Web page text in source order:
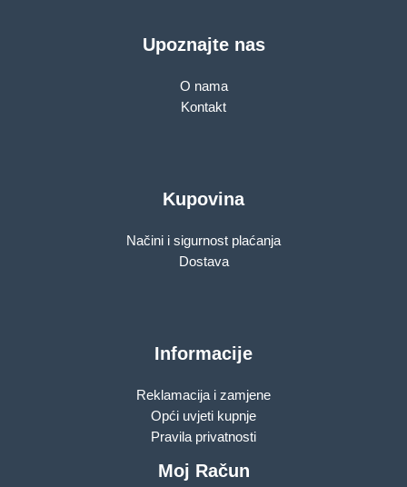
Upoznajte nas
O nama
Kontakt
Kupovina
Načini i sigurnost plaćanja
Dostava
Informacije
Reklamacija i zamjene
Opći uvjeti kupnje
Pravila privatnosti
Moj Račun